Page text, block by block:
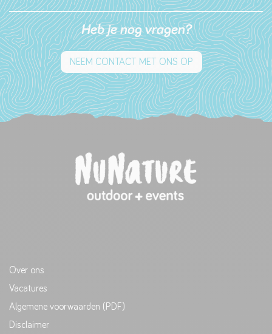
Heb je nog vragen?
NEEM CONTACT MET ONS OP
Over ons
Vacatures
Algemene voorwaarden (PDF)
Disclaimer